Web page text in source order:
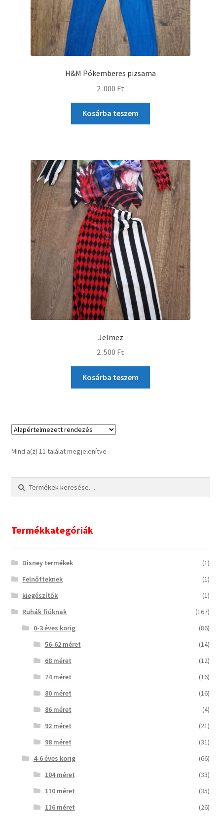
H&M Pókemberes pizsama
2 .000 Ft
Kosárba teszem
Jelmez
2 .500 Ft
Kosárba teszem
Mind a(z) 11 találat megjelenítve
Keresés
Keresés
Termékkategóriák
Disney termékek
(1)
Felnőtteknek
(1)
kiegészítők
(1)
Ruhák fiúknak
(167)
0-3 éves korig
(86)
56-62 méret
(14)
68 méret
(12)
74 méret
(16)
80 méret
(16)
86 méret
(4)
92 méret
(21)
98 méret
(31)
4-6 éves korig
(66)
104 méret
(33)
110 méret
(35)
116 méret
(26)